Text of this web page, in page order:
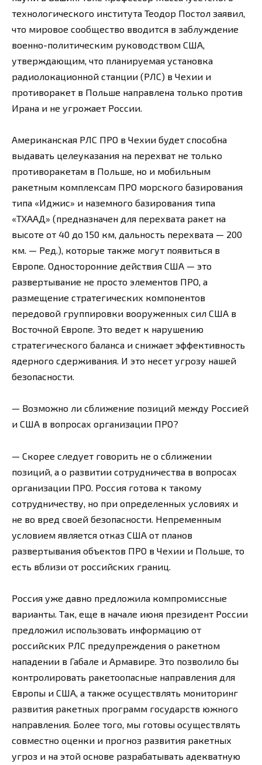
технологического института Теодор Постол заявил,
что мировое сообщество вводится в заблуждение
военно-политическим руководством США,
утверждающим, что планируемая установка
радиолокационной станции (РЛС) в Чехии и
противоракет в Польше направлена только против
Ирана и не угрожает России.
Американская РЛС ПРО в Чехии будет способна
выдавать целеуказания на перехват не только
противоракетам в Польше, но и мобильным
ракетным комплексам ПРО морского базирования
типа «Иджис» и наземного базирования типа
«ТХААД» (предназначен для перехвата ракет на
высоте от 40 до 150 км, дальность перехвата — 200
км. — Ред.), которые также могут появиться в
Европе. Односторонние действия США — это
развертывание не просто элементов ПРО, а
размещение стратегических компонентов
передовой группировки вооруженных сил США в
Восточной Европе. Это ведет к нарушению
стратегического баланса и снижает эффективность
ядерного сдерживания. И это несет угрозу нашей
безопасности.
— Возможно ли сближение позиций между Россией
и США в вопросах организации ПРО?
— Скорее следует говорить не о сближении
позиций, а о развитии сотрудничества в вопросах
организации ПРО. Россия готова к такому
сотрудничеству, но при определенных условиях и
не во вред своей безопасности. Непременным
условием является отказ США от планов
развертывания объектов ПРО в Чехии и Польше, то
есть вблизи от российских границ.
Россия уже давно предложила компромиссные
варианты. Так, еще в начале июня президент России
предложил использовать информацию от
российских РЛС предупреждения о ракетном
нападении в Габале и Армавире. Это позволило бы
контролировать ракетоопасные направления для
Европы и США, а также осуществлять мониторинг
развития ракетных программ государств южного
направления. Более того, мы готовы осуществлять
совместно оценки и прогноз развития ракетных
угроз и на этой основе разрабатывать адекватную